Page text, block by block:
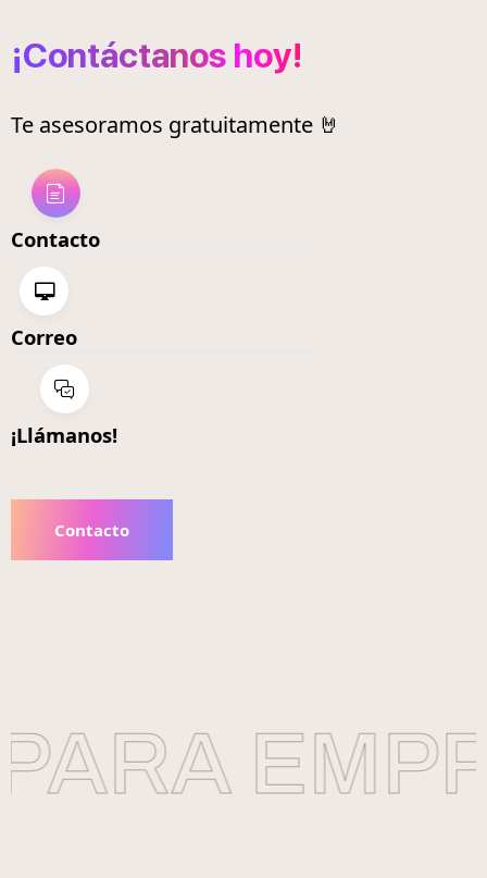
¡Contáctanos hoy!
Te asesoramos gratuitamente 🤘
Contacto
Correo
¡Llámanos!
Contacto